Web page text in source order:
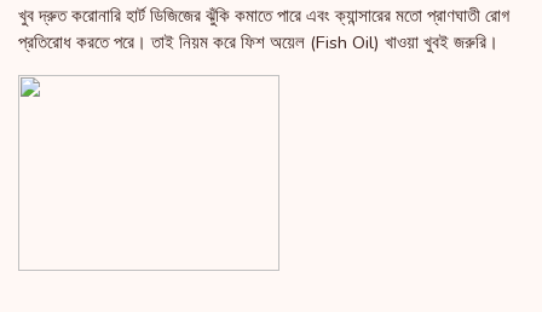
খুব দ্রুত করোনারি হার্ট ডিজিজের ঝুঁকি কমাতে পারে এবং ক্যান্সারের মতো প্রাণঘাতী রোগ
প্রতিরোধ করতে পরে। তাই নিয়ম করে ফিশ অয়েল (Fish Oil) খাওয়া খুবই জরুরি।